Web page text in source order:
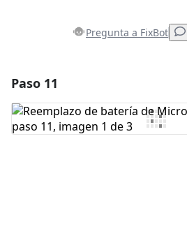
Pregunta a FixBot
Agregar Comentario
Paso 11